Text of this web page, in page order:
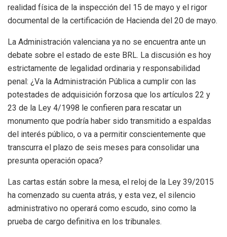
realidad física de la inspección del 15 de mayo y el rigor
documental de la certificación de Hacienda del 20 de mayo.
La Administración valenciana ya no se encuentra ante un
debate sobre el estado de este BRL. La discusión es hoy
estrictamente de legalidad ordinaria y responsabilidad
penal: ¿Va la Administración Pública a cumplir con las
potestades de adquisición forzosa que los artículos 22 y
23 de la Ley 4/1998 le confieren para rescatar un
monumento que podría haber sido transmitido a espaldas
del interés público, o va a permitir conscientemente que
transcurra el plazo de seis meses para consolidar una
presunta operación opaca?
Las cartas están sobre la mesa, el reloj de la Ley 39/2015
ha comenzado su cuenta atrás, y esta vez, el silencio
administrativo no operará como escudo, sino como la
prueba de cargo definitiva en los tribunales.